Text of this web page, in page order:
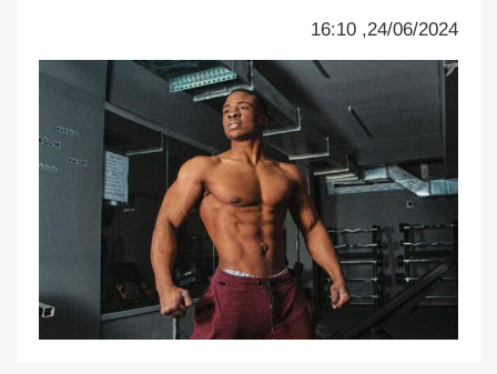
24/06/2024, 16:10